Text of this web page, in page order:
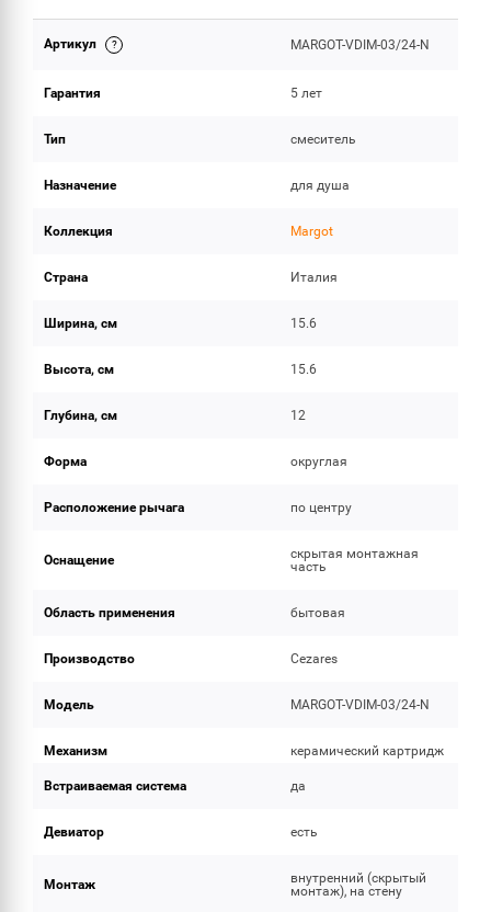
ОБЪЕМ ПОСТАВКИ
Артикул MARGOT-VDIM-03/24-N
Гарантия 5 лет
Тип смеситель
Назначение для душа
Коллекция Margot
Страна Италия
Ширина, см 15.6
Высота, см 15.6
Глубина, см 12
Форма округлая
Расположение рычага по центру
Оснащение
скрытая монтажная
часть
Область применения бытовая
Производство Cezares
Модель MARGOT-VDIM-03/24-N
Механизм керамический картридж
Встраиваемая система да
Девиатор есть
Монтаж
внутренний (скрытый
монтаж), на стену